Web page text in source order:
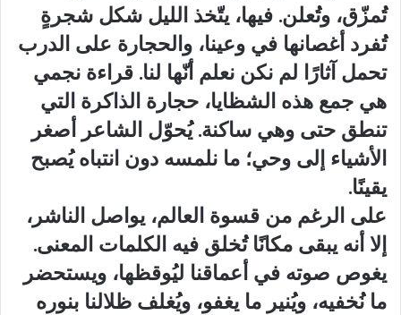
تُمزّق، وتُعلن. فيها، يتّخذ الليل شكل شجرةٍ
تُفرد أغصانها في وعينا، والحجارة على الدرب
تحمل آثارًا لم نكن نعلم أنّها لنا. قراءة نجمي
هي جمع هذه الشظايا، حجارة الذاكرة التي
تنطق حتى وهي ساكنة. يُحوّل الشاعر أصغر
الأشياء إلى وحي؛ ما نلمسه دون انتباه يُصبح
يقينًا.
على الرغم من قسوة العالم، يواصل الناشر،
إلا أنه يبقى مكانًا تُخلق فيه الكلمات المعنى.
يغوص صوته في أعماقنا ليُوقظها، ويستحضر
ما نُخفيه، ويُنير ما يغفو، ويُغلف ظلالنا بنوره